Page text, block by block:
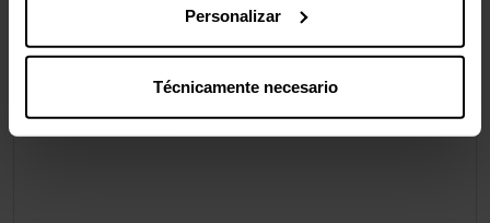
Personalizar
Técnicamente necesario